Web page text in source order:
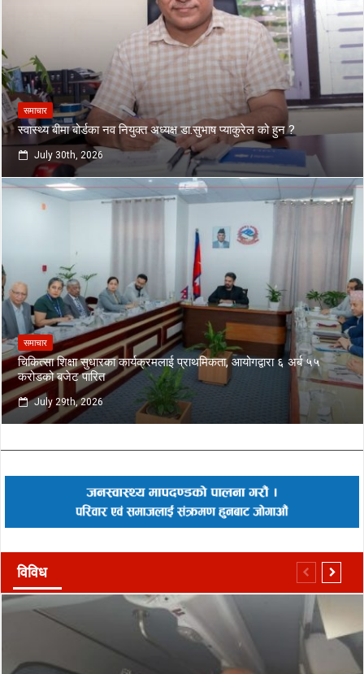
समाचार
स्वास्थ्य बीमा बोर्डका नव नियुक्त अध्यक्ष डा.सुभाष प्याकुरेल को हुन ?
July 30th, 2026
समाचार
चिकित्सा शिक्षा सुधारका कार्यक्रमलाई प्राथमिकता, आयोगद्वारा ६ अर्ब ५५
करोडको बजेट पारित
July 29th, 2026
विविध